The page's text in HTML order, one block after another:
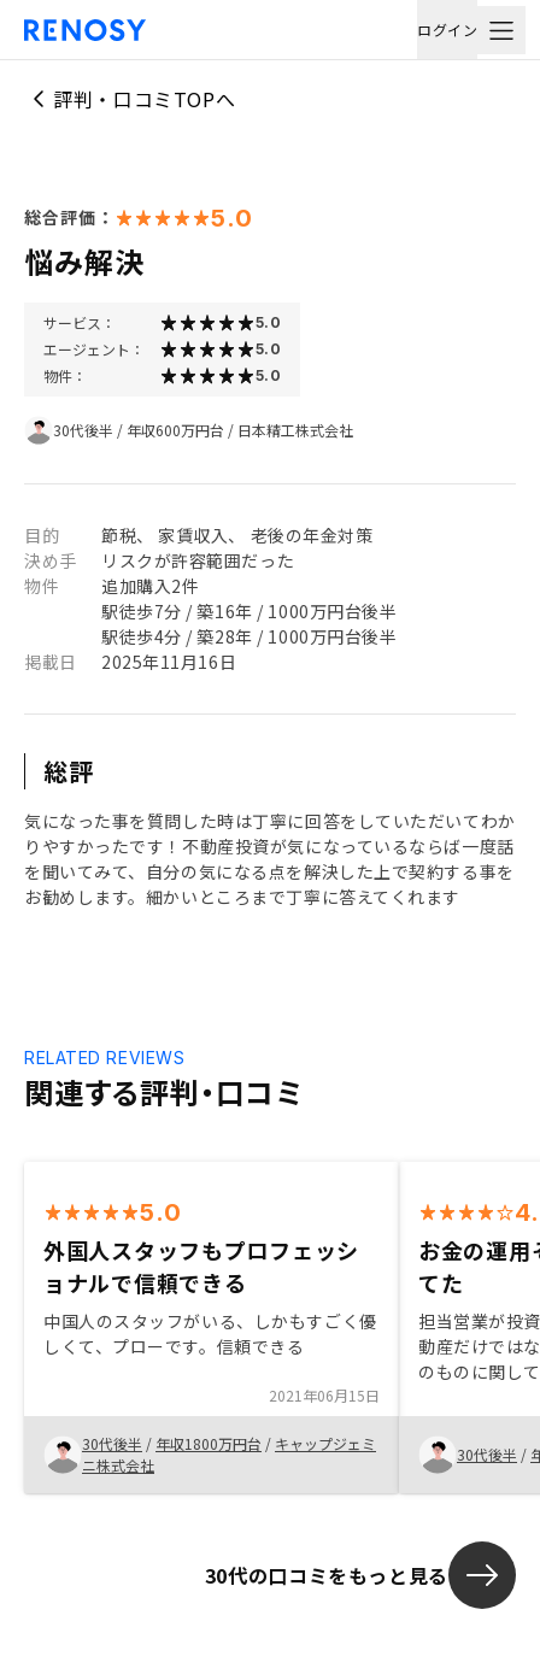
ログイン
評判・口コミTOPへ
総合評価： 5.0
悩み解決
サービス： 5.0
エージェント： 5.0
物件： 5.0
30代後半 / 年収600万円台 / 日本精工株式会社
目的
節税、 家賃収入、 老後の年金対策
決め手
リスクが許容範囲だった
物件
追加購入2件
駅徒歩7分 / 築16年 / 1000万円台後半
駅徒歩4分 / 築28年 / 1000万円台後半
掲載日
2025年11月16日
総評
気になった事を質問した時は丁寧に回答をしていただいてわか
りやすかったです！不動産投資が気になっているならば一度話
を聞いてみて、自分の気になる点を解決した上で契約する事を
お勧めします。細かいところまで丁寧に答えてくれます
関連する評判・口コミ
RELATED REVIEWS
5.0
外国人スタッフもプロフェッシ
ョナルで信頼できる
中国人のスタッフがいる、しかもすごく優
しくて、プローです。信頼できる
2021年06月15日
30代後半 / 年収1800万円台 / キャップジェミ
ニ株式会社
お金の運用
てた
担当営業が投
動産だけでは
のものに関し
ンルームの運
すかった。テ
介すると謳っ
ーが使われた
30代後半 /
30代の口コミをもっと見る